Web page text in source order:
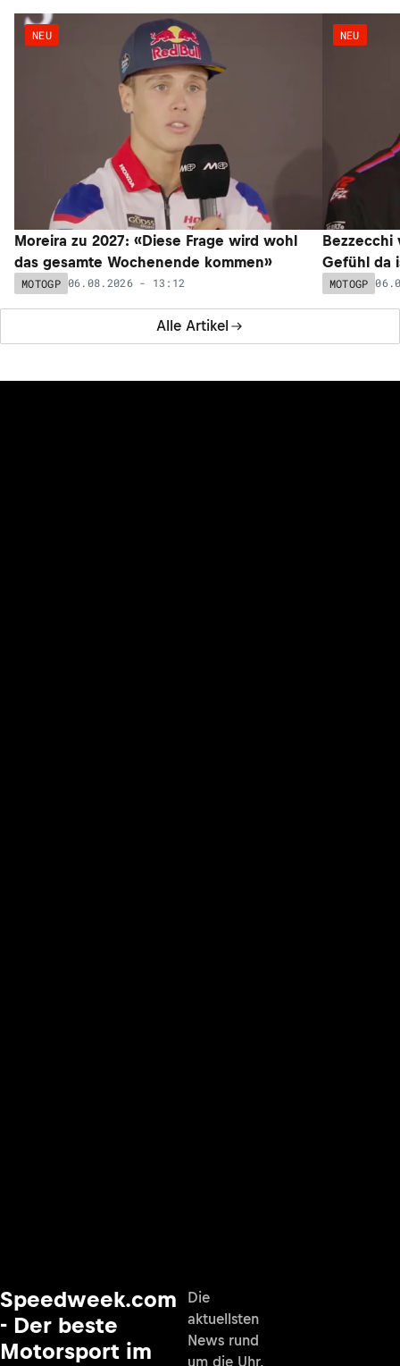
Alle Artikel
NEU
Moreira zu 2027: «Diese Frage wird wohl
das gesamte Wochenende kommen»
MOTOGP 06.08.2026 - 13:12
NEU
Bezzecchi
Gefühl da
MOTOGP
Speedweek.com
- Der beste
Motorsport im
Die
aktuellsten
News rund
um die Uhr,